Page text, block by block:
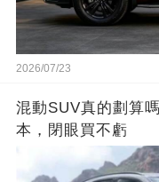
2026/07/23
混動SUV真的劃算
本，閉眼買不虧